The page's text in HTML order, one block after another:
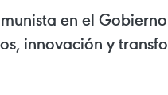
en el
innovación y